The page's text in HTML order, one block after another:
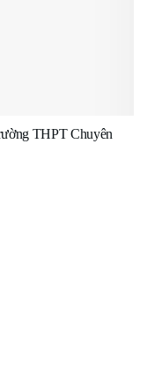
THPT Chuyên